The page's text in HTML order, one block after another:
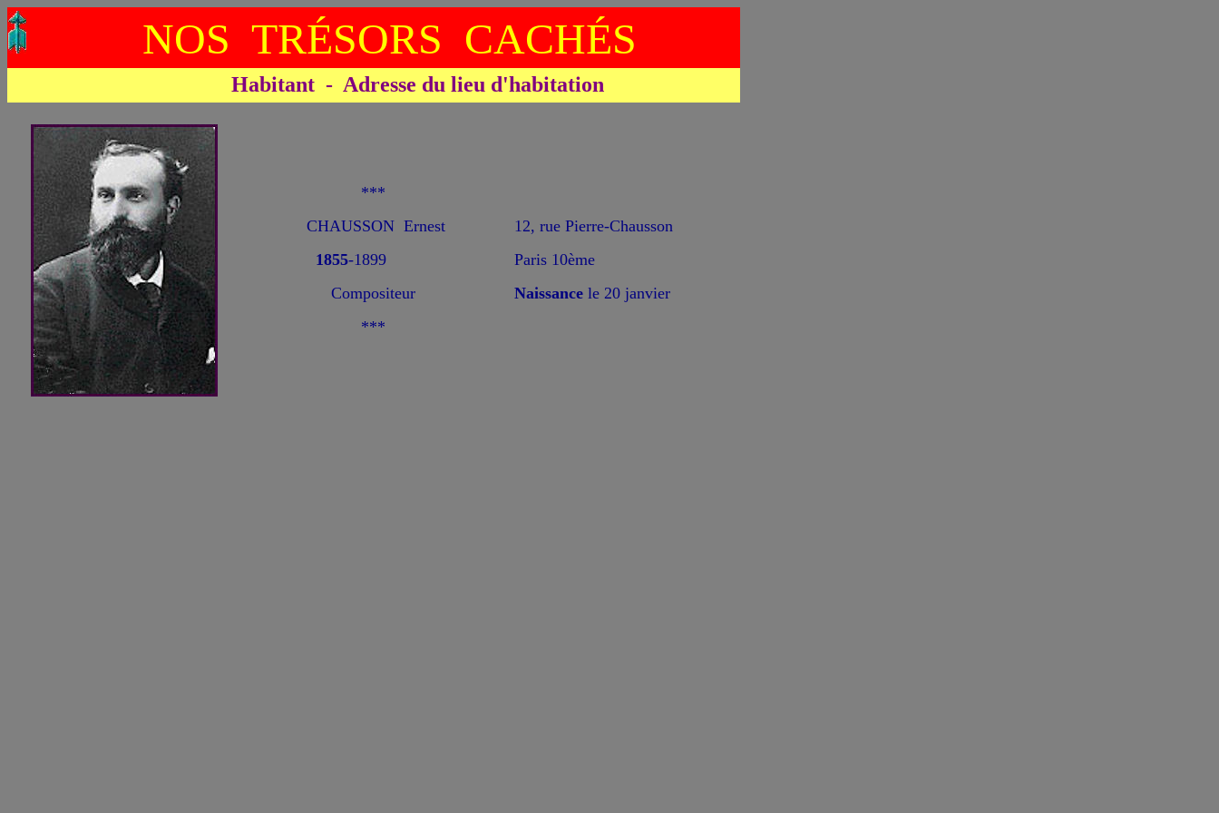
NOS TRÉSORS CACHÉS
Habitant - Adresse du lieu d'habitation
***
CHAUSSON Ernest
1855-1899
Compositeur
***
12, rue Pierre-Chausson
Paris 10ème
Naissance le 20 janvier